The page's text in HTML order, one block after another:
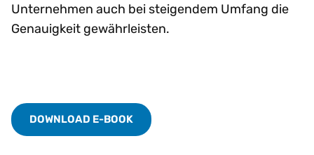
Unternehmen auch bei steigendem Umfang die
Genauigkeit gewährleisten.
DOWNLOAD E-BOOK